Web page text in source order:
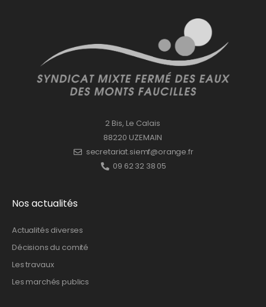
2 Bis, Le Calais
88220 UZEMAIN
secretariat.siemf@orange.fr
09 62 32 38 05
Nos actualités
Actualités diverses
Décisions du comité
Les travaux
Les marchés publics